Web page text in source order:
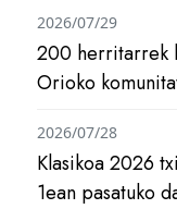
200 herritarrek
Orioko
2026/07/29
Klasikoa 2026
1ean pasatuko
2026/07/28